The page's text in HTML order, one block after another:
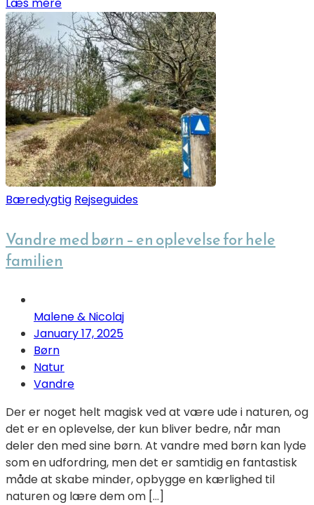
Læs mere
Bæredygtig Rejseguides
Vandre med børn – en oplevelse for hele
familien
Malene & Nicolaj
January 17, 2025
Børn
Natur
Vandre
Der er noget helt magisk ved at være ude i naturen, og
det er en oplevelse, der kun bliver bedre, når man
deler den med sine børn. At vandre med børn kan lyde
som en udfordring, men det er samtidig en fantastisk
måde at skabe minder, opbygge en kærlighed til
naturen og lære dem om […]